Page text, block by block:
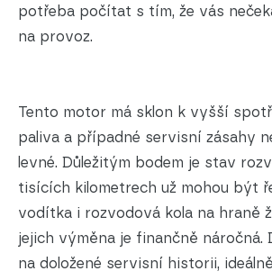
potřeba počítat s tím, že vás
na provoz.
Tento motor má sklon k vyšší
paliva a případné servisní zásahy
levné. Důležitým bodem je stav
tisících kilometrech už mohou být
vodítka i rozvodová kola na hraně
jejich výměna je finančně náročná.
na doložené servisní historii,